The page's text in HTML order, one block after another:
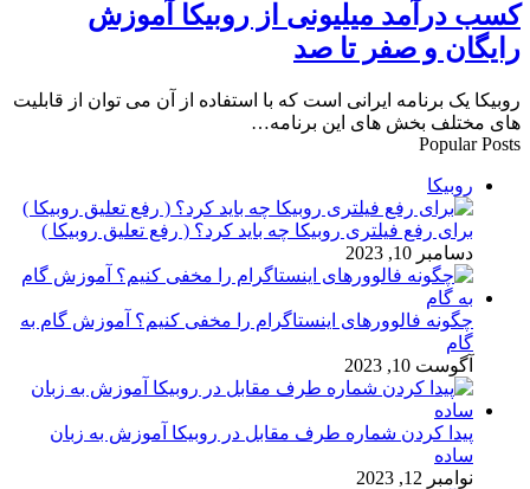
کسب درآمد میلیونی از روبیکا آموزش
رایگان و صفر تا صد
روبیکا یک برنامه ایرانی است که با استفاده از آن می‌ توان از قابلیت‌
های مختلف بخش‌ های این برنامه…
Popular Posts
روبیکا
برای رفع فیلتری روبیکا چه باید کرد؟ ( رفع تعلیق روبیکا )
دسامبر 10, 2023
چگونه فالوورهای اینستاگرام را مخفی کنیم؟ آموزش گام به
گام
آگوست 10, 2023
پیدا کردن شماره طرف مقابل در روبیکا آموزش به زبان
ساده
نوامبر 12, 2023